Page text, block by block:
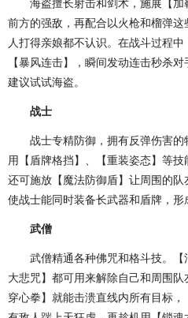
海盗擅长射击和剑术，施展【
前方的强敌，再配合以火枪和榴弹
人打得亲娘都不认识。在战斗过程
【暴风连击】，瞬间发动连击秒杀
建议试试海盗。
战士
战士专精防御，拥有反弹伤害
用【盾牌格挡】、【重装姿态】等技
还可施放【魔法防御盾】让周围的队
使战士能同时装备长武器和盾牌，形
武僧
武僧精通各种佛咒和格斗技。
大悲咒】都可用来解除自己和周围
穿心拳】就能击溃直线内所有目标